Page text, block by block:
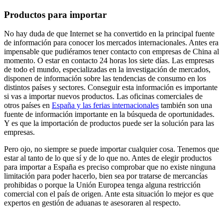
Productos para importar
No hay duda de que Internet se ha convertido en la principal fuente
de información para conocer los mercados internacionales. Antes era
impensable que pudiéramos tener contacto con empresas de China al
momento. O estar en contacto 24 horas los siete días. Las empresas
de todo el mundo, especializadas en la investigación de mercados,
disponen de información sobre las tendencias de consumo en los
distintos países y sectores. Conseguir esta información es importante
si vas a importar nuevos productos. Las oficinas comerciales de
otros países en España y las ferias internacionales también son una
fuente de información importante en la búsqueda de oportunidades.
Y es que la importación de productos puede ser la solución para las
empresas.
Pero ojo, no siempre se puede importar cualquier cosa. Tenemos que
estar al tanto de lo que sí y de lo que no. Antes de elegir productos
para importar a España es preciso comprobar que no existe ninguna
limitación para poder hacerlo, bien sea por tratarse de mercancías
prohibidas o porque la Unión Europea tenga alguna restricción
comercial con el país de origen. Ante esta situación lo mejor es que
expertos en gestión de aduanas te asesoraren al respecto.